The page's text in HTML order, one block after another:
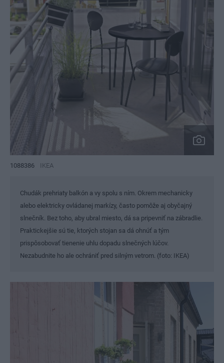
1088386 IKEA
Chudák prehriaty balkón a vy spolu s ním. Okrem mechanicky
alebo elektricky ovládanej markízy, často pomôže aj obyčajný
slnečník. Bez toho, aby ubral miesto, dá sa pripevniť na zábradlie.
Praktickejšie sú tie, ktorých stojan sa dá ohnúť a tým
prispôsobovať tienenie uhlu dopadu slnečných lúčov.
Nezabudnite ho ale ochrániť pred silným vetrom. (foto: IKEA)